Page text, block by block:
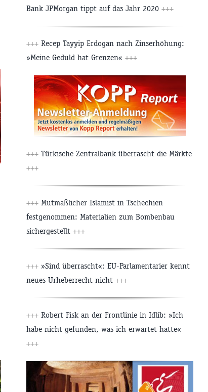
Bank JPMorgan tippt auf das Jahr 2020 +++
+++ Recep Tayyip Erdogan nach Zinserhöhung:
»Meine Geduld hat Grenzen« +++
+++ Türkische Zentralbank überrascht die Märkte
+++
+++ Mutmaßlicher Islamist in Tschechien
festgenommen: Materialien zum Bombenbau
sichergestellt +++
+++ »Sind überrascht«: EU-Parlamentarier kennt
neues Urheberrecht nicht +++
+++ Robert Fisk an der Frontlinie in Idlib: »Ich
habe nicht gefunden, was ich erwartet hatte«
+++